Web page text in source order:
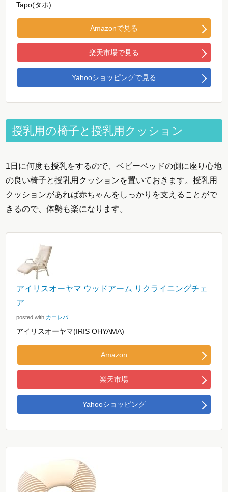
Tapo(タポ)
Amazonで見る
楽天市場で見る
Yahooショッピングで見る
授乳用の椅子と授乳用クッション
1日に何度も授乳をするので、ベビーベッドの側に座り心地
の良い椅子と授乳用クッションを置いておきます。授乳用
クッションがあれば赤ちゃんをしっかりを支えることがで
きるので、体勢も楽になります。
アイリスオーヤマ ウッドアーム リクライニングチェ
ア
posted with カエレバ
アイリスオーヤマ(IRIS OHYAMA)
Amazon
楽天市場
Yahooショッピング